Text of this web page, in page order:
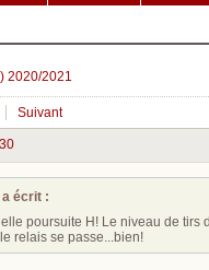
2020/2021
Suivant
a écrit :
poursuite H! Le niveau de tirs
relais se passe...bien!